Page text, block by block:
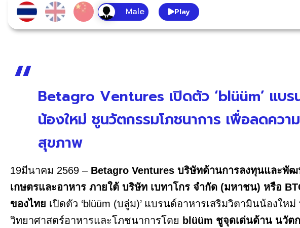
Play
Betagro Ventures เปิดตัว ‘blüüm’ แบร
น้องใหม่ ชูนวัตกรรมโภชนาการ เพื่อลดควา
สุขภาพ
19มีนาคม 2569 – Betagro Ventures บริษัทด้านการลงทุนและพั
เกษตรและอาหาร ภายใต้ บริษัท เบทาโกร จำกัด (มหาชน) หรือ
ของไทย เปิดตัว ‘blüüm (บลู่ม)’ แบรนด์อาหารเสริมวิตามินน้องใ
วิทยาศาสตร์อาหารและโภชนาการโดย blüüm ชูจุดเด่นด้าน นวัต